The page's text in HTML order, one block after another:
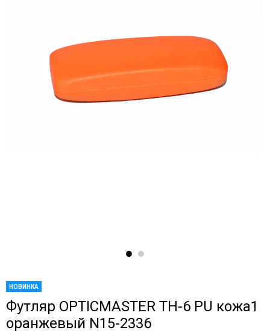
НОВИНКА
Футляр OPTICMASTER ТН-6 PU кожа1
оранжевый N15-2336